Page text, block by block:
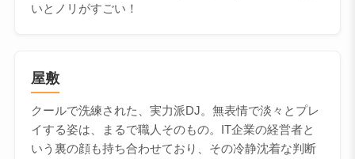
いとノリがすごい！
屋敷
クールで洗練された、実力派DJ。無表情で淡々とプレ
イする姿は、まるで職人そのもの。IT企業の経営者と
いう裏の顔も持ち合わせており、その冷静沈着な判断